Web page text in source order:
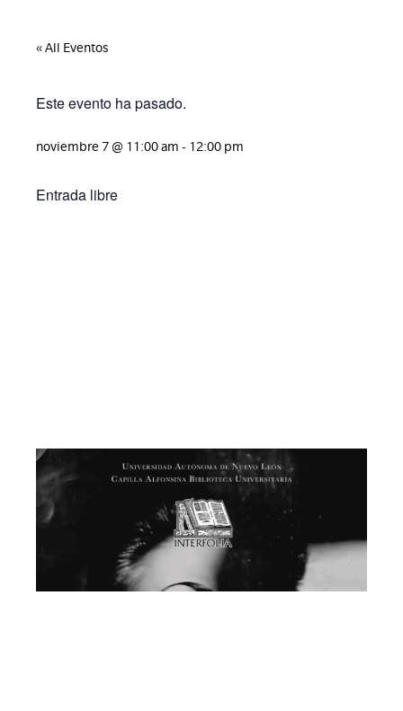
« All Eventos
Este evento ha pasado.
noviembre 7 @ 11:00 am - 12:00 pm
Entrada libre